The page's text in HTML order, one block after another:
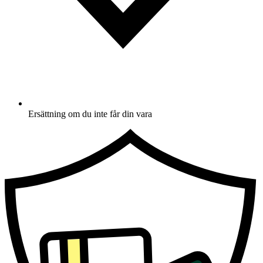
Ersättning om du inte får din vara